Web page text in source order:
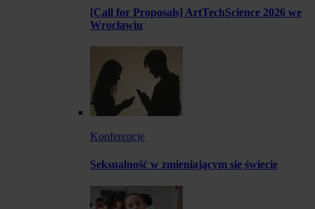
[Call for Proposals] ArtTechScience 2026 we
Wrocławiu
Konferencje
Seksualność w zmieniającym się świecie